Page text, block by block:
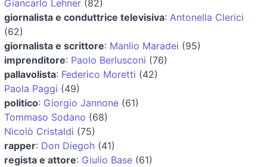
Giancarlo Lehner (82)
giornalista e conduttrice televisiva: Antonella Clerici
(62)
giornalista e scrittore: Manlio Maradei (95)
imprenditore: Paolo Berlusconi (76)
pallavolista: Federico Moretti (42)
Paola Paggi (49)
politico: Giorgio Jannone (61)
Tommaso Sodano (68)
Nicolò Cristaldi (75)
rapper: Don Diegoh (41)
regista e attore: Giulio Base (61)